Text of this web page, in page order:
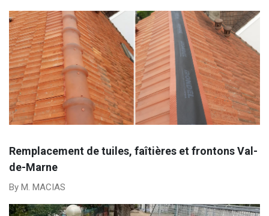
Remplacement de tuiles, faîtières et frontons Val-
de-Marne
By M. MACIAS